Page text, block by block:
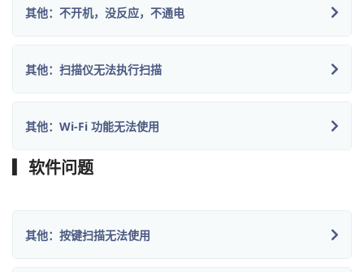
其他：不开机，没反应，不通电
其他：扫描仪无法执行扫描
其他：Wi-Fi 功能无法使用
▎软件问题
其他：按键扫描无法使用